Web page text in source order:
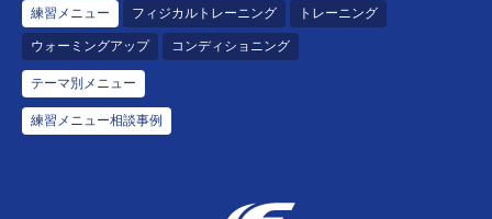
練習メニュー フィジカルトレーニング トレーニング
ウォーミングアップ コンディショニング
テーマ別メニュー
練習メニュー相談事例